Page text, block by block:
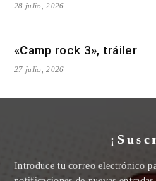
28 julio, 2026
«Camp rock 3», tráiler
27 julio, 2026
Introduce tu correo electrónico